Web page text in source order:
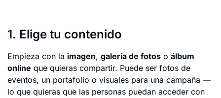
1. Elige tu contenido
Empieza con la imagen, galería de fotos o álbum
online que quieras compartir. Puede ser fotos de
eventos, un portafolio o visuales para una campaña —
lo que quieras que las personas puedan acceder con